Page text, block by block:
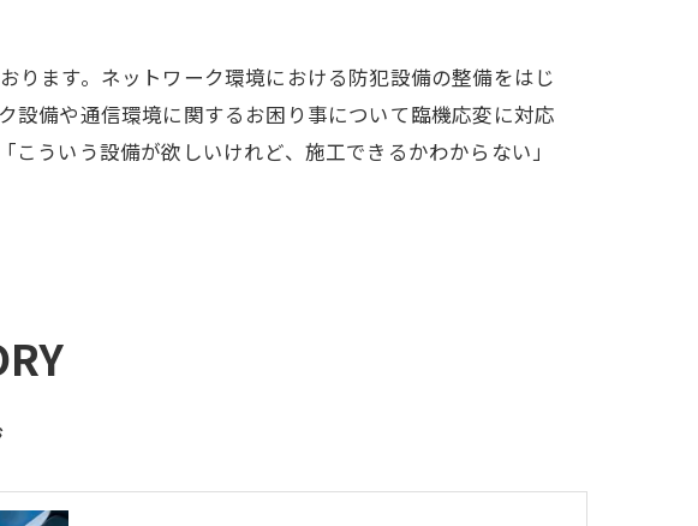
ます。ネットワーク環境における防犯設備の整備をはじ
設備や通信環境に関するお困り事について臨機応変に対応
ういう設備が欲しいけれど、施工できるかわからない」